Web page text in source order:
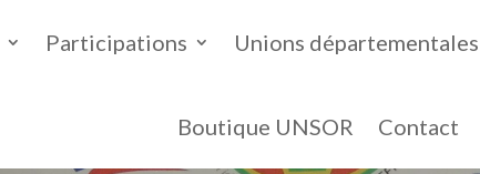
Participations Unions départementales
Boutique UNSOR Contact